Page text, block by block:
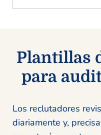
Plantillas
para
Los reclutadores
diariamente y,